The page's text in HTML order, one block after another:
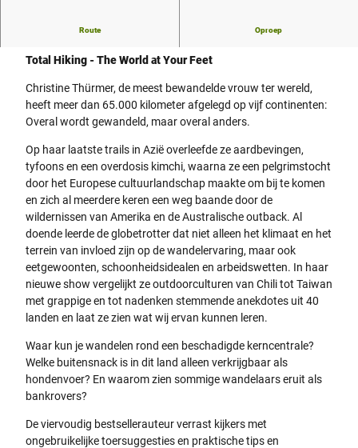
Route Oproep
Christine Thürmer: totaal wandelen
Total Hiking - The World at Your Feet
Christine Thürmer, de meest bewandelde vrouw ter wereld,
heeft meer dan 65.000 kilometer afgelegd op vijf continenten:
Overal wordt gewandeld, maar overal anders.
Op haar laatste trails in Azië overleefde ze aardbevingen,
tyfoons en een overdosis kimchi, waarna ze een pelgrimstocht
door het Europese cultuurlandschap maakte om bij te komen
en zich al meerdere keren een weg baande door de
wildernissen van Amerika en de Australische outback. Al
doende leerde de globetrotter dat niet alleen het klimaat en het
terrein van invloed zijn op de wandelervaring, maar ook
eetgewoonten, schoonheidsidealen en arbeidswetten. In haar
nieuwe show vergelijkt ze outdoorculturen van Chili tot Taiwan
met grappige en tot nadenken stemmende anekdotes uit 40
landen en laat ze zien wat wij ervan kunnen leren.
Waar kun je wandelen rond een beschadigde kerncentrale?
Welke buitensnack is in dit land alleen verkrijgbaar als
hondenvoer? En waarom zien sommige wandelaars eruit als
bankrovers?
De viervoudig bestsellerauteur verrast kijkers met
ongebruikelijke toersuggesties en praktische tips en